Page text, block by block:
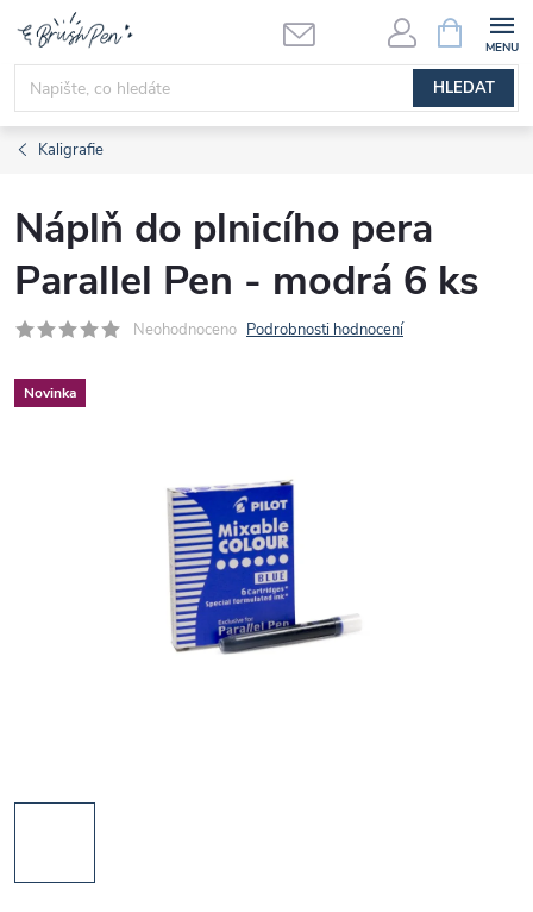
obsah
HLEDAT
NÁKUPNÍ
KOŠÍK
Kaligrafie
Náplň do plnicího pera
Parallel Pen - modrá 6 ks
Neohodnoceno Podrobnosti hodnocení
Novinka